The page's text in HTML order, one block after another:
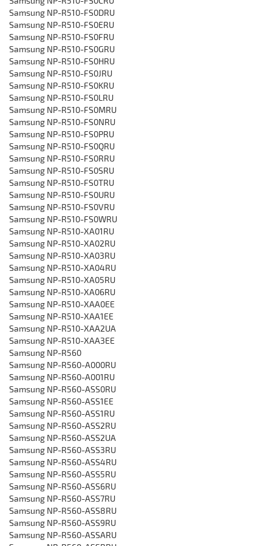
‎Samsung NP-R510-FS0DRU
‎Samsung NP-R510-FS0ERU
‎Samsung NP-R510-FS0FRU
‎Samsung NP-R510-FS0GRU
‎Samsung NP-R510-FS0HRU
‎Samsung NP-R510-FS0JRU
‎Samsung NP-R510-FS0KRU
‎Samsung NP-R510-FS0LRU
‎Samsung NP-R510-FS0MRU
‎Samsung NP-R510-FS0NRU
‎Samsung NP-R510-FS0PRU
‎Samsung NP-R510-FS0QRU
‎Samsung NP-R510-FS0RRU
‎Samsung NP-R510-FS0SRU
‎Samsung NP-R510-FS0TRU
‎Samsung NP-R510-FS0URU
‎Samsung NP-R510-FS0VRU
‎Samsung NP-R510-FS0WRU
‎Samsung NP-R510-XA01RU
‎Samsung NP-R510-XA02RU
‎Samsung NP-R510-XA03RU
‎Samsung NP-R510-XA04RU
‎Samsung NP-R510-XA05RU
‎Samsung NP-R510-XA06RU
‎Samsung NP-R510-XAA0EE
‎Samsung NP-R510-XAA1EE
‎Samsung NP-R510-XAA2UA
‎Samsung NP-R510-XAA3EE
Samsung NP-R560
Samsung NP-R560-A000RU
‎Samsung NP-R560-A001RU
‎Samsung NP-R560-ASS0RU
‎Samsung NP-R560-ASS1EE
‎Samsung NP-R560-ASS1RU
‎Samsung NP-R560-ASS2RU
‎Samsung NP-R560-ASS2UA
‎Samsung NP-R560-ASS3RU
‎Samsung NP-R560-ASS4RU
‎Samsung NP-R560-ASS5RU
‎Samsung NP-R560-ASS6RU
‎Samsung NP-R560-ASS7RU
‎Samsung NP-R560-ASS8RU
‎Samsung NP-R560-ASS9RU
‎Samsung NP-R560-ASSARU